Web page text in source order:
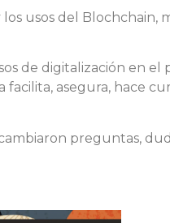
usos del Blochchain,
de digitalización en
asegura, hace
preguntas,